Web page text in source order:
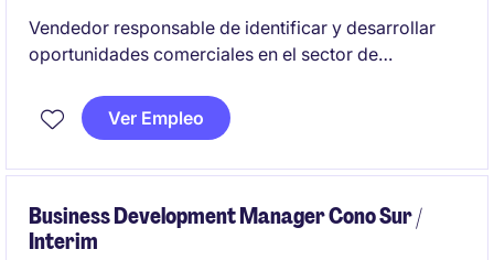
Vendedor responsable de identificar y desarrollar
oportunidades comerciales en el sector de
busca un perfil con orientación a resultados y
habilidades para fortalecer relaciones con clientes.
Ver Empleo
Business Development Manager Cono Sur /
Interim